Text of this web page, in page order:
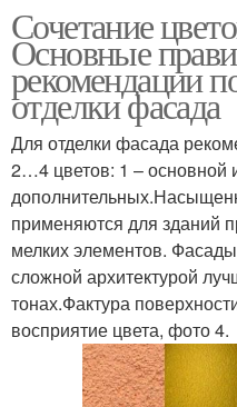
Сочетание
Основные
рекомендации
отделки фасада
Для отделки фасада
2…4 цветов: 1 – основной
применяются для зданий
мелких элементов.
сложной архитектурой
тонах.Фактура
восприятие цвета, фото 4.